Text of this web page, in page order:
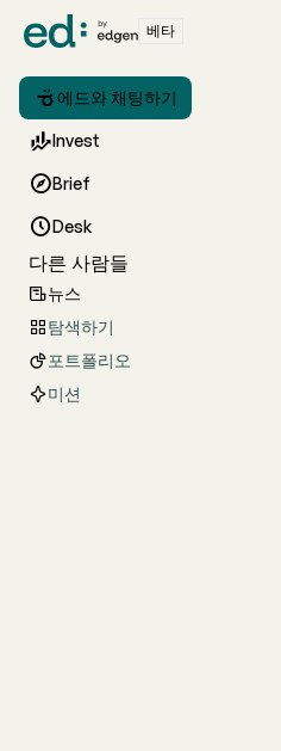
베타
 에드와 채팅하기
Invest
Brief
Desk
다른 사람들
뉴스
탐색하기
포트폴리오
미션